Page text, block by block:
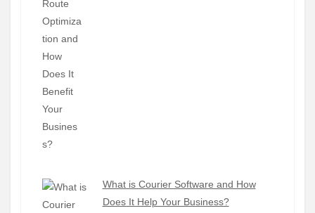
What is Courier Software and How
Does It Help Your Business?